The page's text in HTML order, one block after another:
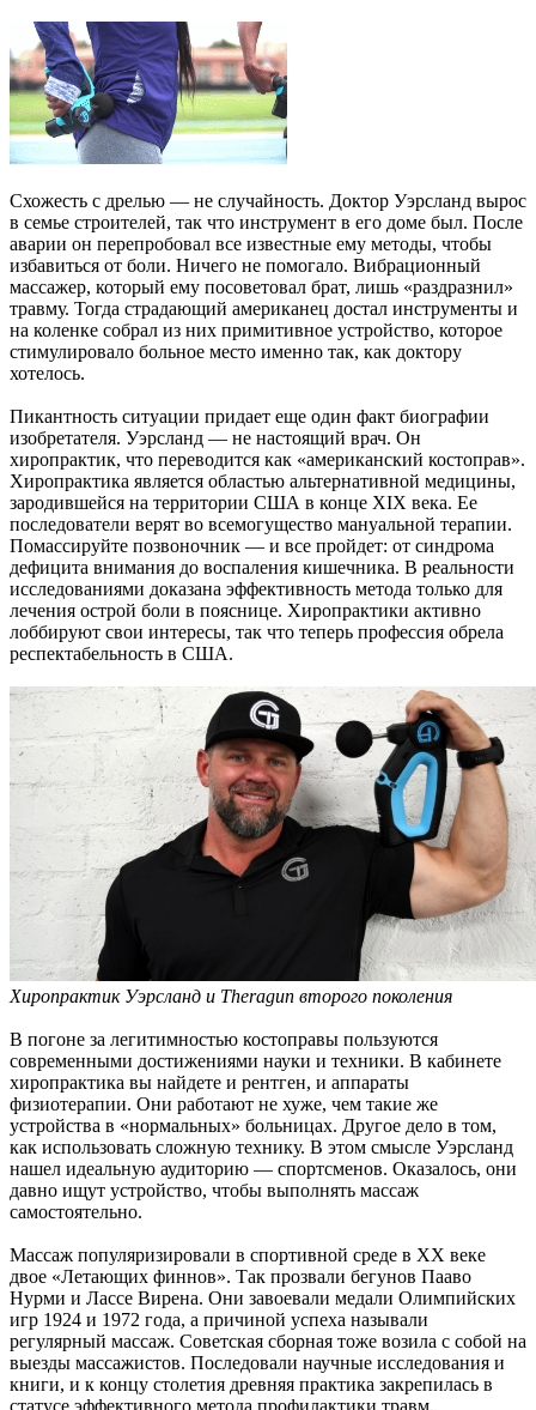
Схожесть с дрелью — не случайность. Доктор Уэрсланд вырос
в семье строителей, так что инструмент в его доме был. После
аварии он перепробовал все известные ему методы, чтобы
избавиться от боли. Ничего не помогало. Вибрационный
массажер, который ему посоветовал брат, лишь «раздразнил»
травму. Тогда страдающий американец достал инструменты и
на коленке собрал из них примитивное устройство, которое
стимулировало больное место именно так, как доктору
хотелось.
Пикантность ситуации придает еще один факт биографии
изобретателя. Уэрсланд — не настоящий врач. Он
хиропрактик, что переводится как «американский костоправ».
Хиропрактика является областью альтернативной медицины,
зародившейся на территории США в конце XIX века. Ее
последователи верят во всемогущество мануальной терапии.
Помассируйте позвоночник — и все пройдет: от синдрома
дефицита внимания до воспаления кишечника. В реальности
исследованиями доказана эффективность метода только для
лечения острой боли в пояснице. Хиропрактики активно
лоббируют свои интересы, так что теперь профессия обрела
респектабельность в США.
Хиропрактик Уэрсланд и Theragun второго поколения
В погоне за легитимностью костоправы пользуются
современными достижениями науки и техники. В кабинете
хиропрактика вы найдете и рентген, и аппараты
физиотерапии. Они работают не хуже, чем такие же
устройства в «нормальных» больницах. Другое дело в том,
как использовать сложную технику. В этом смысле Уэрсланд
нашел идеальную аудиторию — спортсменов. Оказалось, они
давно ищут устройство, чтобы выполнять массаж
самостоятельно.
Массаж популяризировали в спортивной среде в XX веке
двое «Летающих финнов». Так прозвали бегунов Пааво
Нурми и Лассе Вирена. Они завоевали медали Олимпийских
игр 1924 и 1972 года, а причиной успеха называли
регулярный массаж. Советская сборная тоже возила с собой на
выезды массажистов. Последовали научные исследования и
книги, и к концу столетия древняя практика закрепилась в